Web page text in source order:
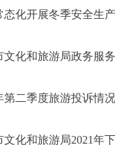
态化开展冬季安全生
文化和旅游局政务服
第二季度旅游投诉情
文化和旅游局2021年